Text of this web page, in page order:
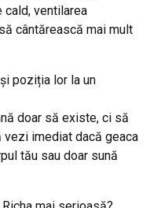
cald, ventilarea
cântărească mai mult
poziția lor la un
doar să existe, ci să
vezi imediat dacă geaca
tău sau doar sună